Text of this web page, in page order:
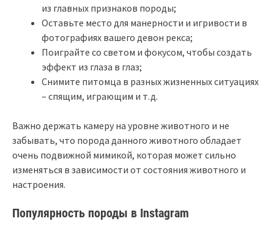
из главных признаков породы;
Оставьте место для манерности и игривости в
фотографиях вашего девон рекса;
Поиграйте со светом и фокусом, чтобы создать
эффект из глаза в глаз;
Снимите питомца в разных жизненных ситуациях
– спящим, играющим и т.д.
Важно держать камеру на уровне животного и не
забывать, что порода данного животного обладает
очень подвижной мимикой, которая может сильно
изменяться в зависимости от состояния животного и
настроения.
Популярность породы в Instagram